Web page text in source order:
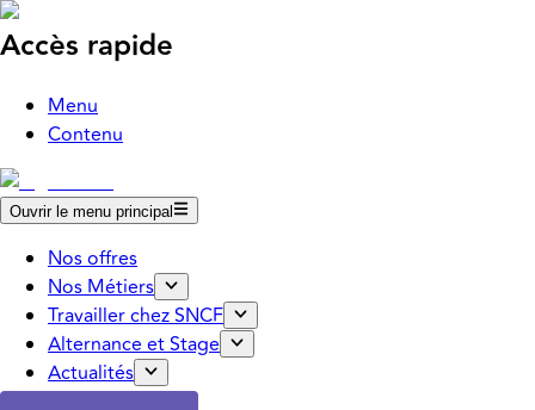
Accès rapide
Menu
Contenu
Ouvrir le menu principal
Nos offres
Nos Métiers
Travailler chez SNCF
Alternance et Stage
Actualités